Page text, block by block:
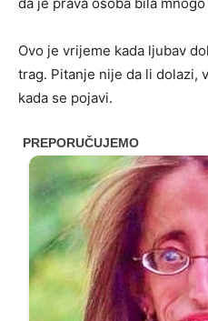
Ovo je vrijeme kada ljubav
trag. Pitanje nije da li dolazi,
kada se pojavi.